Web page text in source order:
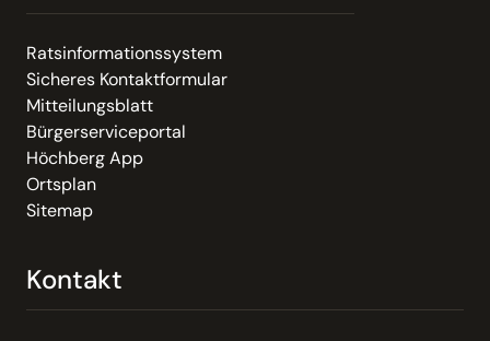
Ratsinformationssystem
Sicheres Kontaktformular
Mitteilungsblatt
Bürgerserviceportal
Höchberg App
Ortsplan
Sitemap
Kontakt